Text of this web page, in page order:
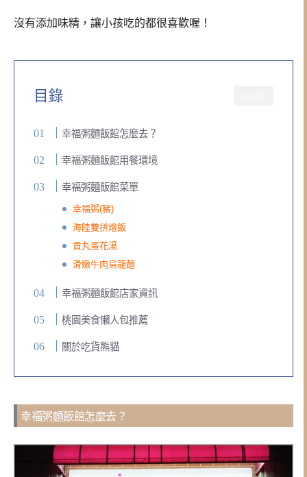
沒有添加味精，讓小孩吃的都很喜歡喔！
目錄
幸福粥麵飯館怎麼去？
幸福粥麵飯館用餐環境
幸福粥麵飯館菜單
幸福粥(豬)
海陸雙拼燴飯
貢丸蛋花湯
滑嫩牛肉烏龍麵
幸福粥麵飯館店家資訊
桃園美食懶人包推薦
關於吃貨熊貓
幸福粥麵飯館怎麼去？